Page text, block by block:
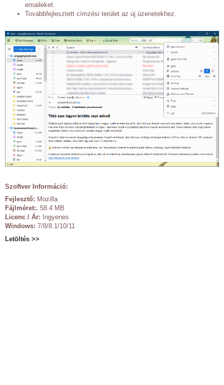
emaileket.
Továbbfejlesztett címzési terület az új üzenetekhez.
Szoftver Információ:
Fejlesztő: Mozilla
Fájlméret:. 58.4 MB
Licenc / Ár: Ingyenes
Windows: 7/8/8.1/10/11
Letöltés >>